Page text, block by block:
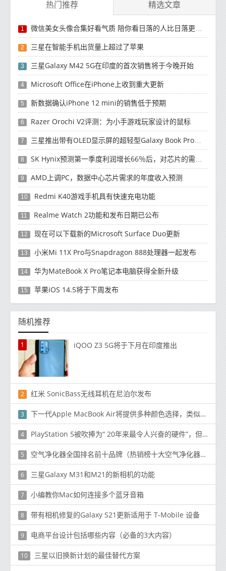
热门推荐 精选文章
1 微信美女头像合集好看气质 陪你看日落的人比日落更浪漫
2 三星在智能手机出货量上超过了苹果
3 三星Galaxy M42 5G在印度的首次销售将于今晚开始
4 Microsoft Office在iPhone上收到重大更新
5 新数据确认iPhone 12 mini的销售低于预期
6 Razer Orochi V2评测：为小手游戏玩家设计的鼠标
7 三星推出带有OLED显示屏的超轻型Galaxy Book Pro和Galaxy Book Pro 360笔记本电脑
8 SK Hynix预测第一季度利润增长66％后，对芯片的需求将增强
9 AMD上调PC，数据中心芯片需求的年度收入预测
10 Redmi K40游戏手机具有快速充电功能
11 Realme Watch 2功能和发布日期已公布
12 现在可以下载新的Microsoft Surface Duo更新
13 小米Mi 11X Pro与Snapdragon 888处理器一起发布
14 华为MateBook X Pro笔记本电脑获得全新升级
15 苹果iOS 14.5将于下周发布
随机推荐
1 iQOO Z3 5G将于下月在印度推出
2 红米 SonicBass无线耳机在尼泊尔发布
3 下一代Apple MacBook Air将提供多种颜色选择，类似于新的24英寸iMac
4 PlayStation 5被吹捧为“ 20年来最令人兴奋的硬件”，但是它能达到Xbox Series X的水平吗？
5 空气净化器全国排名前十品牌（热销榜十大空气净化器品牌）
6 三星Galaxy M31和M21的新相机的功能
7 小编教你Mac如何连接多个蓝牙音箱
8 带有相机修复的Galaxy S21更新适用于 T-Mobile 设备
9 电商平台设计包括哪些内容（必备的3大内容）
10 三星以旧换新计划的最佳替代方案